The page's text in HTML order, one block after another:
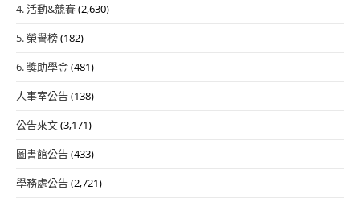
4. 活動&競賽(2,630)
5. 榮譽榜(182)
6. 獎助學金(481)
人事室公告(138)
公告來文(3,171)
圖書館公告(433)
學務處公告(2,721)